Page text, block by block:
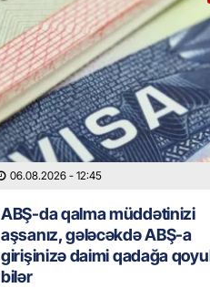
06.08.2026 - 12:45
ABŞ-da qalma müddətinizi
aşsanız, gələcəkdə ABŞ-a
girişinizə daimi qadağa
bilər